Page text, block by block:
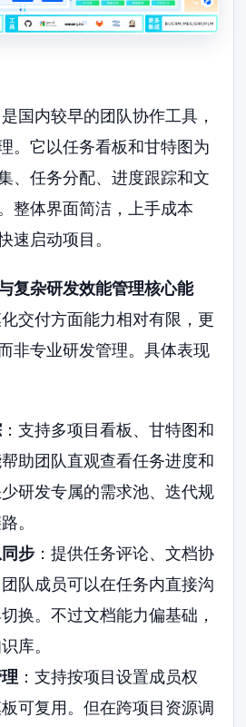
国内较早的团队协作工具，
。它以任务看板和甘特图为
、任务分配、进度跟踪和文
整体界面简洁，上手成本
速启动项目。
复杂研发效能管理核心能
交付方面能力相对有限，更
非专业研发管理。具体表现
：支持多项目看板、甘特图和
助团队直观查看任务进度和
研发专属的需求池、迭代规
。
步：提供任务评论、文档协
队成员可以在任务内直接沟
换。不过文档能力偏基础，
库。
：支持按项目设置成员权
可复用。但在跨项目资源调